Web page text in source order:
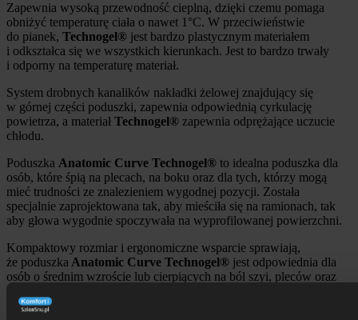
Zapewnia wysoką przewodność cieplną, dzięki czemu pomaga
obniżyć temperaturę ciała o nawet 1°C. W przeciwieństwie
do pianek, Technogel® jest bardzo plastycznym materiałem
i odkształca się we wszystkich kierunkach. Jest to bardzo trwały
i odporny na temperaturę materiał.
System drobnych kanalików nakładki żelowej znajdujący się
w górnej części poduszki, zapewnia odpowiednią cyrkulację
powietrza, a materiał Technogel® zapewnia odprężające uczucie
chłodu.
Poduszka Anatomic Curve Technogel® to idealna poduszka dla
osób, które śpią na plecach, na boku oraz dla tych, którzy mogą
mieć trudności ze znalezieniem wygodnej pozycji. Została
specjalnie zaprojektowana tak, aby mieściła się na ramionach, tak
aby głowa wygodnie spoczywała na wyprofilowanej powierzchni.
Kompaktowy rozmiar i ergonomiczne wsparcie sprawiają,
że poduszka Anatomic Curve Technogel® jest odpowiednia dla
osób o średnim wzroście lub cierpiących na ból szyi, pleców oraz